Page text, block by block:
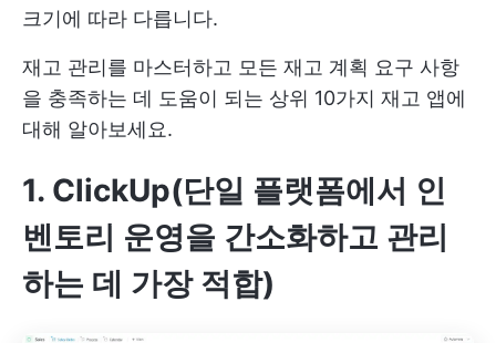
크기에 따라 다릅니다.
재고 관리를 마스터하고 모든 재고 계획 요구 사항
을 충족하는 데 도움이 되는 상위 10가지 재고 앱에
대해 알아보세요.
1. ClickUp(단일 플랫폼에서 인
벤토리 운영을 간소화하고 관리
하는 데 가장 적합)